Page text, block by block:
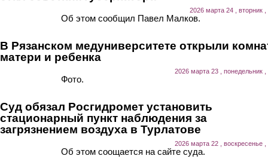
2026 марта 24 , вторник ,
Об этом сообщил Павел Малков.
В Рязанском медуниверситете открыли
матери и ребенка
2026 марта 23 , понедельник ,
Фото.
Суд обязал Росгидромет установить
стационарный пункт наблюдения за
загрязнением воздуха в Турлатове
2026 марта 22 , воскресенье ,
Об этом соощается на сайте суда.